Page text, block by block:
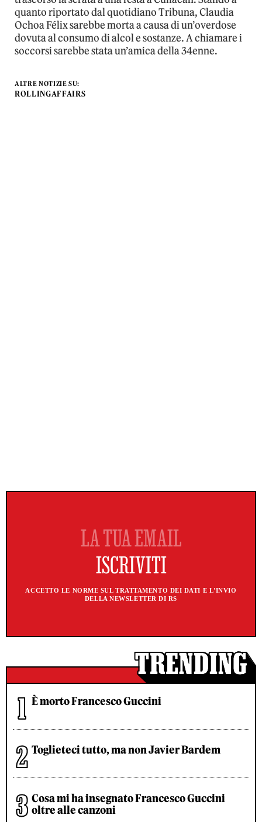
quanto riportato dal quotidiano Tribuna, Claudia
Ochoa Félix sarebbe morta a causa di un’overdose
dovuta al consumo di alcol e sostanze. A chiamare i
soccorsi sarebbe stata un’amica della 34enne.
ALTRE NOTIZIE SU:
ROLLINGAFFAIRS
ACCETTO LE NORME SUL TRATTAMENTO DEI DATI E L'INVIO
DELLA NEWSLETTER DI RS
È morto Francesco Guccini
Toglieteci tutto, ma non Javier Bardem
Cosa mi ha insegnato Francesco Guccini
oltre alle canzoni